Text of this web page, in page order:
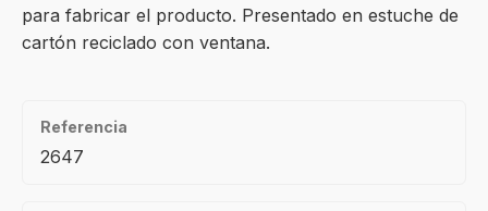
para fabricar el producto. Presentado en estuche de
cartón reciclado con ventana.
Referencia
2647